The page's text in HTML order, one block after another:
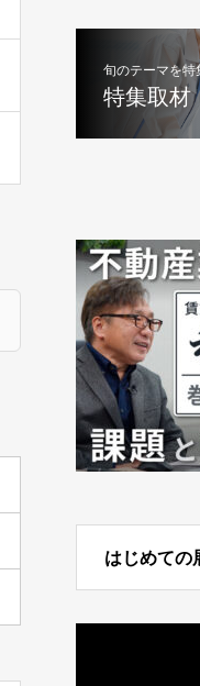
旬のテーマを特
特集取材
はじめての